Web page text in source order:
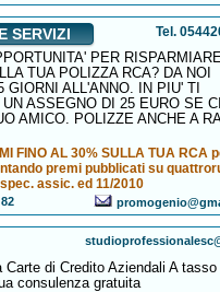
SERVIZI Tel.
PER
TUA POLIZZA RCA? DA NOI
GIORNI ALL'ANNO. IN PIU' TI
ASSEGNO DI 25 EURO SE
AMICO. POLIZZE ANCHE A
FINO AL 30% SULLA TUA RCA
premi pubblicati su
spec. assic. ed 11/2010
di Credito Aziendali A
consulenza gratuita